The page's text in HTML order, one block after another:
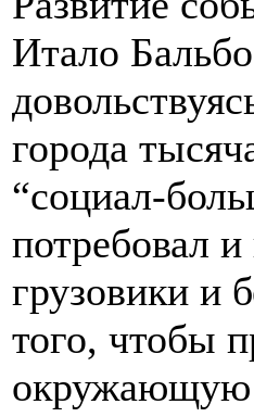
Итало
города
“социал-
потребовал
грузовики и
того, чтобы
окружающую